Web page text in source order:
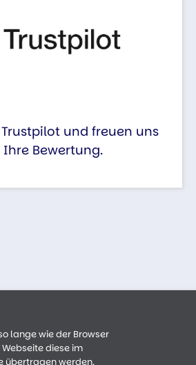
und freuen uns
Bewertung.
lange wie der Browser
diese im
übertragen werden.